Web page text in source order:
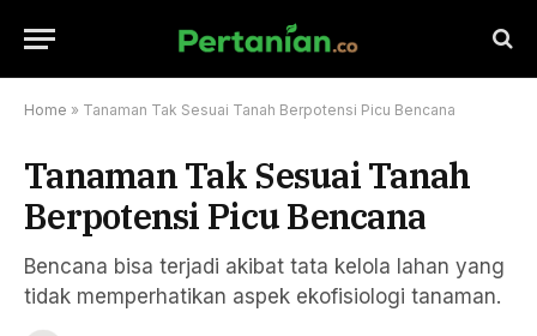
Home » Tanaman Tak Sesuai Tanah Berpotensi Picu Bencana
Tanaman Tak Sesuai Tanah
Berpotensi Picu Bencana
Bencana bisa terjadi akibat tata kelola lahan yang
tidak memperhatikan aspek ekofisiologi tanaman.